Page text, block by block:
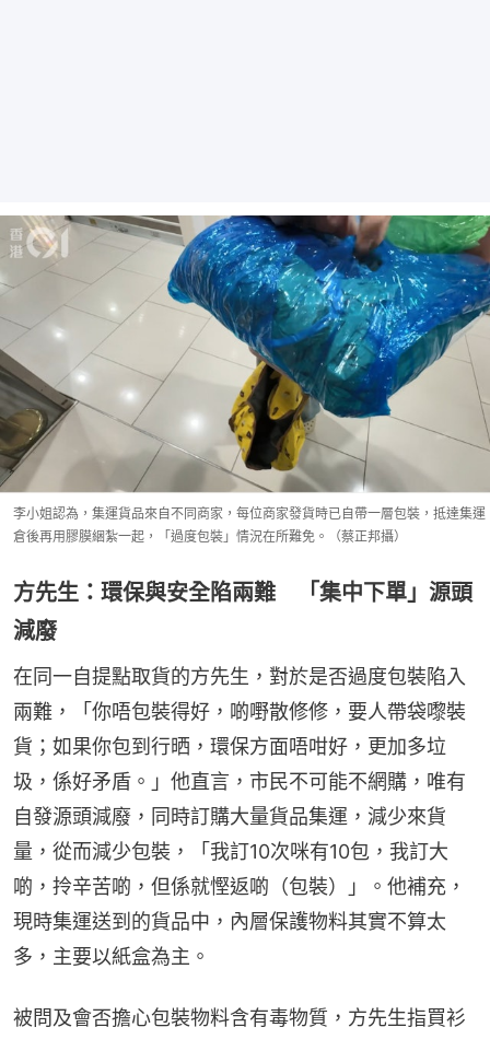
李小姐認為，集運貨品來自不同商家，每位商家發貨時已自帶一層包裝，抵達集運
倉後再用膠膜綑紮一起，「過度包裝」情況在所難免。（蔡正邦攝）
方先生：環保與安全陷兩難 「集中下單」源頭
減廢
在同一自提點取貨的方先生，對於是否過度包裝陷入
兩難，「你唔包裝得好，啲嘢散修修，要人帶袋嚟裝
貨；如果你包到行晒，環保方面唔咁好，更加多垃
圾，係好矛盾。」他直言，市民不可能不網購，唯有
自發源頭減廢，同時訂購大量貨品集運，減少來貨
量，從而減少包裝，「我訂10次咪有10包，我訂大
啲，拎辛苦啲，但係就慳返啲（包裝）」。他補充，
現時集運送到的貨品中，內層保護物料其實不算太
多，主要以紙盒為主。
被問及會否擔心包裝物料含有毒物質，方先生指買衫